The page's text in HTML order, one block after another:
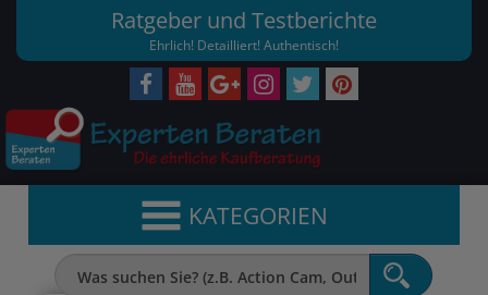
Ratgeber und Testberichte
Ehrlich! Detailliert! Authentisch!
KATEGORIEN